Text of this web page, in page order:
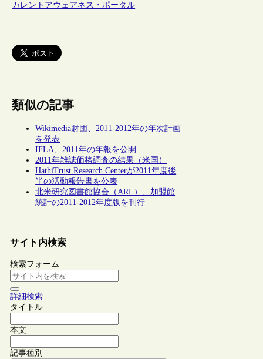
カレントアウェアネス・ポータル
類似の記事
Wikimedia財団、2011-2012年の年次計画
を発表
IFLA、2011年の年報を公開
2011年雑誌価格調査の結果（米国）
HathiTrust Research Centerが2011年度後
半の活動報告書を公表
北米研究図書館協会（ARL）、加盟館
統計の2011-2012年度版を刊行
サイト内検索
検索フォーム
詳細検索
タイトル
本文
記事種別